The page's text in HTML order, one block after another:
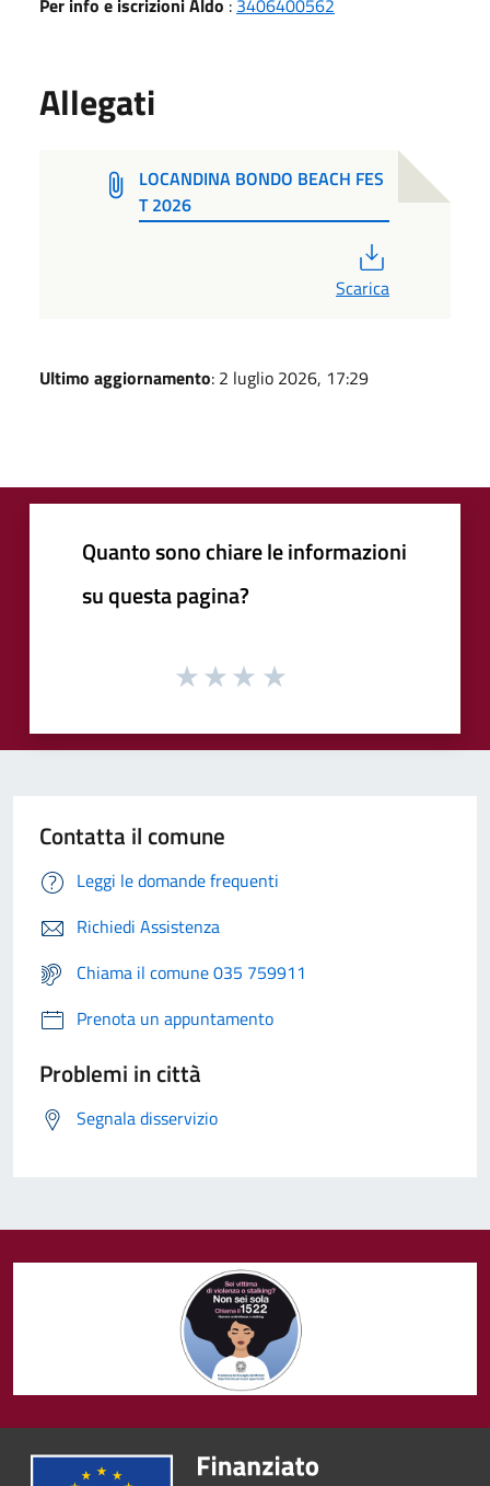
Allegati
LOCANDINA BONDO BEACH FES
T 2026
Scarica
Ultimo aggiornamento: 2 luglio 2026, 17:29
Quanto sono chiare le informazioni
su questa pagina?
Contatta il comune
Leggi le domande frequenti
Richiedi Assistenza
Chiama il comune 035 759911
Prenota un appuntamento
Problemi in città
Segnala disservizio